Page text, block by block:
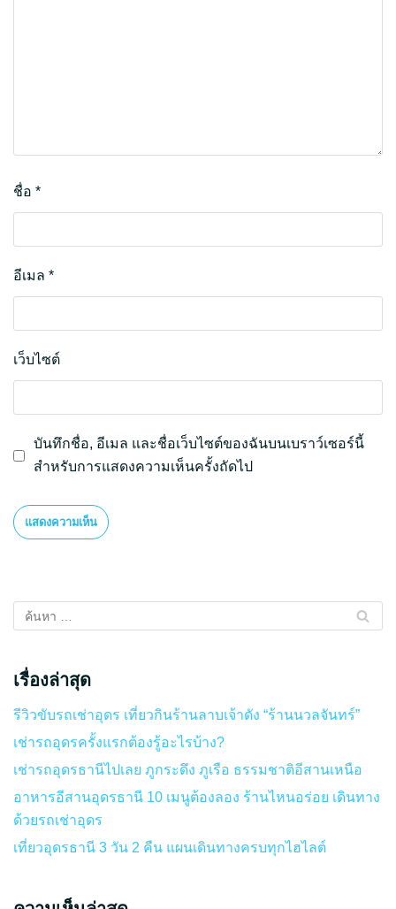
ชื่อ *
อีเมล *
เว็บไซต์
บันทึกชื่อ, อีเมล และชื่อเว็บไซต์ของฉันบนเบราว์เซอร์นี้
สำหรับการแสดงความเห็นครั้งถัดไป
เรื่องล่าสุด
รีวิวขับรถเช่าอุดร เที่ยวกินร้านลาบเจ้าดัง “ร้านนวลจันทร์”
เช่ารถอุดรครั้งแรกต้องรู้อะไรบ้าง?
เช่ารถอุดรธานีไปเลย ภูกระดึง ภูเรือ ธรรมชาติอีสานเหนือ
อาหารอีสานอุดรธานี 10 เมนูต้องลอง ร้านไหนอร่อย เดินทาง
ด้วยรถเช่าอุดร
เที่ยวอุดรธานี 3 วัน 2 คืน แผนเดินทางครบทุกไฮไลต์